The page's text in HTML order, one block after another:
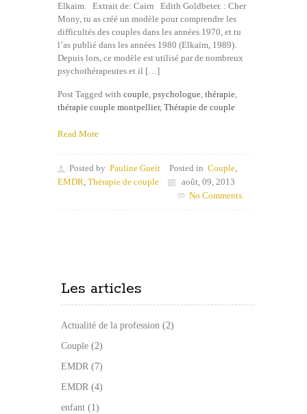
Elkaim. Extrait de: Cairn Edith Goldbeter. : Cher
Mony, tu as créé un modèle pour comprendre les
difficultés des couples dans les années 1970, et tu
l’as publié dans les années 1980 (Elkaïm, 1989).
Depuis lors, ce modèle est utilisé par de nombreux
psychothérapeutes et il […]
Post Tagged with couple, psychologue, thérapie,
thérapie couple montpellier, Thérapie de couple
Read More
Posted by Pauline Gueit Posted in Couple,
EMDR, Thérapie de couple
août, 09, 2013
No Comments.
Les articles
Actualité de la profession (2)
Couple (2)
EMDR (7)
EMDR (4)
enfant (1)